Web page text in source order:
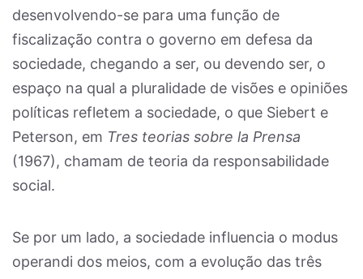
desenvolvendo-se para uma função de
fiscalização contra o governo em defesa da
sociedade, chegando a ser, ou devendo ser, o
espaço na qual a pluralidade de visões e opiniões
políticas refletem a sociedade, o que Siebert e
Peterson, em Tres teorias sobre la Prensa
(1967), chamam de teoria da responsabilidade
social.
Se por um lado, a sociedade influencia o modus
operandi dos meios, com a evolução das três